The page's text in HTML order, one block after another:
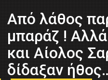
Από λάθος
μπαράζ !
και Αίολος
δίδαξαν